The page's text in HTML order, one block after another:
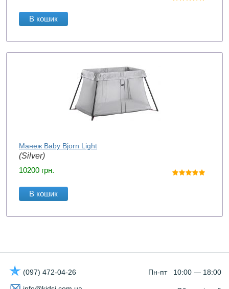
В кошик
Манеж Baby Bjorn Light
(Silver)
10200 грн.
В кошик
(097) 472-04-26
Пн-пт 10:00 — 18:00